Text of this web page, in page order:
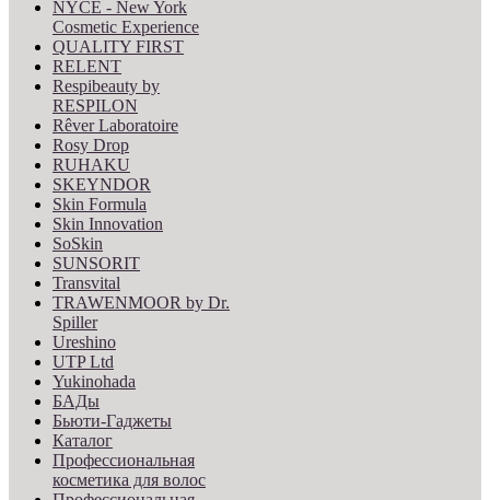
NYCE - New York
Cosmetic Experience
QUALITY FIRST
RELENT
Respibeauty by
RESPILON
Rêver Laboratoire
Rosy Drop
RUHAKU
SKEYNDOR
Skin Formula
Skin Innovation
SoSkin
SUNSORIT
Transvital
TRAWENMOOR by Dr.
Spiller
Ureshino
UTP Ltd
Yukinohada
БАДы
Бьюти-Гаджеты
Каталог
Профессиональная
косметика для волос